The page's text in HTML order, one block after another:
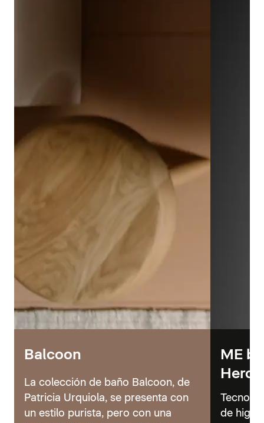
Balcoon
La colección de baño Balcoon, de
Patricia Urquiola, se presenta con
un estilo purista, pero con una
ME
Hero
de